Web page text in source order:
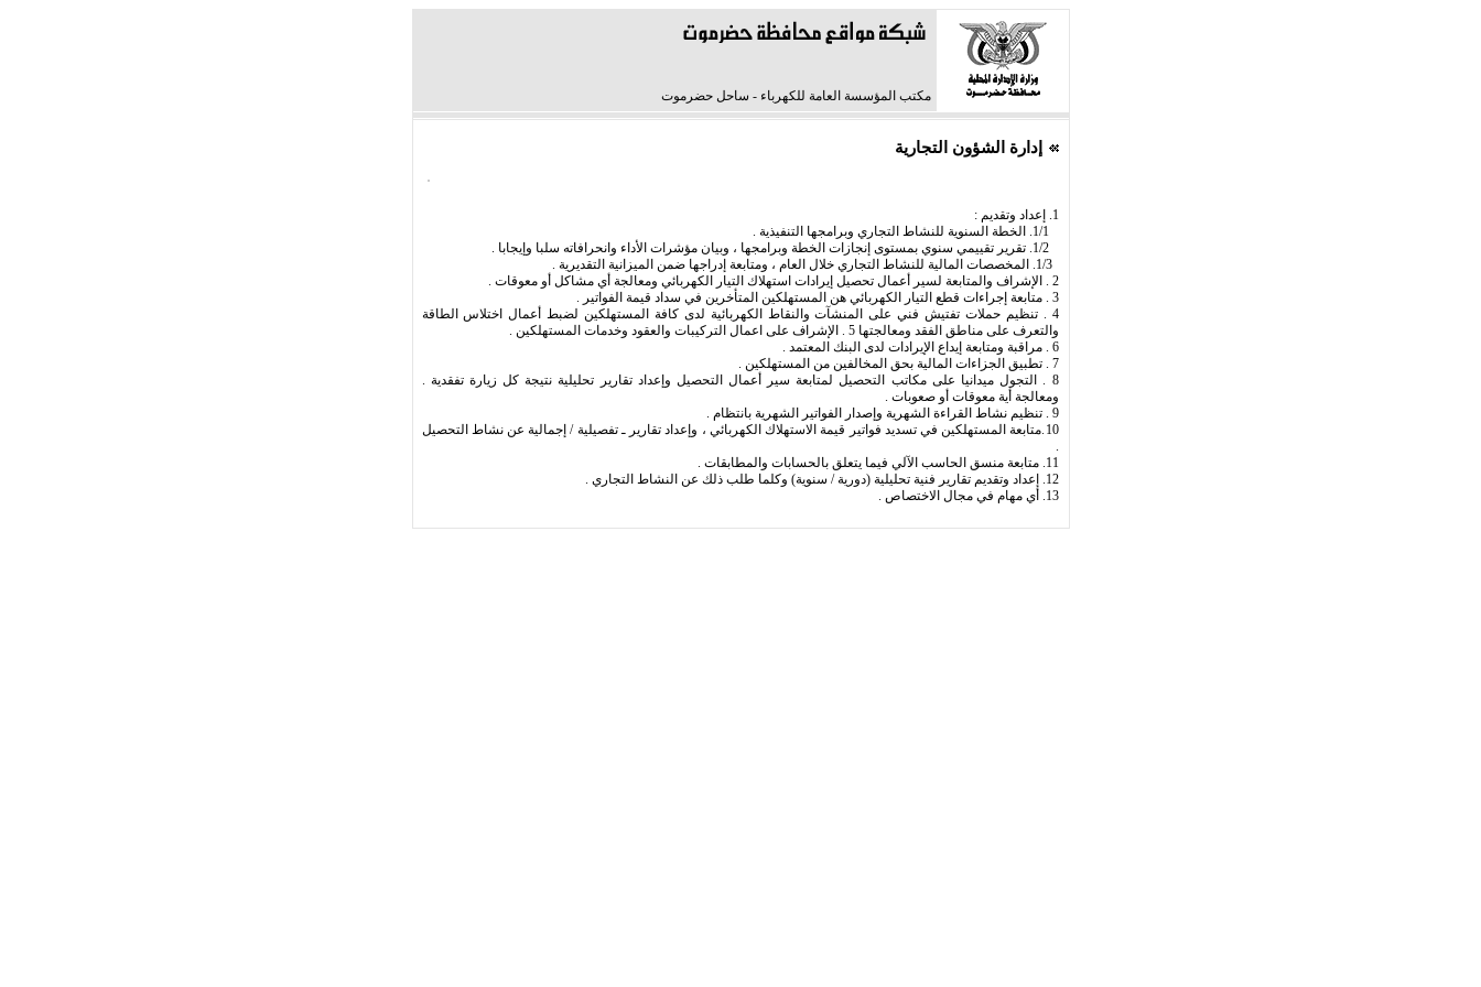
مكتب المؤسسة العامة للكهرباء - ساحل حضرموت
إدارة الشؤون التجارية
1. إعداد وتقديم :
1/1. الخطة السنوية للنشاط التجاري وبرامجها التنفيذية .
1/2. تقرير تقييمي سنوي بمستوى إنجازات الخطة وبرامجها ، وبيان مؤشرات الأداء وانحرافاته سلبا وإيجابا .
1/3. المخصصات المالية للنشاط التجاري خلال العام ، ومتابعة إدراجها ضمن الميزانية التقديرية .
2 . الإشراف والمتابعة لسير أعمال تحصيل إيرادات استهلاك التيار الكهربائي ومعالجة أي مشاكل أو معوقات .
3 . متابعة إجراءات قطع التيار الكهربائي هن المستهلكين المتأخرين في سداد قيمة الفواتير .
4 . تنظيم حملات تفتيش فني على المنشآت والنقاط الكهربائية لدى كافة المستهلكين لضبط أعمال اختلاس الطاقة
والتعرف على مناطق الفقد ومعالجتها 5 . الإشراف على اعمال التركيبات والعقود وخدمات المستهلكين .
6 . مراقبة ومتابعة إيداع الإيرادات لدى البنك المعتمد .
7 . تطبيق الجزاءات المالية بحق المخالفين من المستهلكين .
8 . التجول ميدانيا على مكاتب التحصيل لمتابعة سير أعمال التحصيل وإعداد تقارير تحليلية نتيجة كل زيارة تفقدية .
ومعالجة أية معوقات أو صعوبات .
9 . تنظيم نشاط القراءة الشهرية وإصدار الفواتير الشهرية بانتظام .
10.متابعة المستهلكين في تسديد فواتير قيمة الاستهلاك الكهربائي ، وإعداد تقارير ـ تفصيلية / إجمالية عن نشاط التحصيل
.
11. متابعة منسق الحاسب الآلي فيما يتعلق بالحسابات والمطابقات .
12. إعداد وتقديم تقارير فنية تحليلية (دورية / سنوية) وكلما طلب ذلك عن النشاط التجاري .
13. أي مهام في مجال الاختصاص .